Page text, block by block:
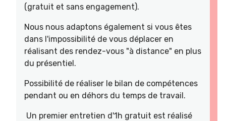
(gratuit et sans engagement).
Nous nous adaptons également si vous êtes
dans l'impossibilité de vous déplacer en
réalisant des rendez-vous "à distance" en plus
du présentiel.
Possibilité de réaliser le bilan de compétences
pendant ou en déhors du temps de travail.
Un premier entretien d'1h gratuit est réalisé